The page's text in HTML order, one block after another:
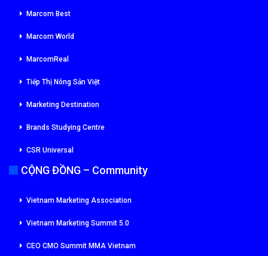
Marcom Best
Marcom World
MarcomReal
Tiếp Thị Nông Sản Việt
Marketing Destination
Brands Studying Centre
CSR Universal
CỘNG ĐỒNG – Community
Vietnam Marketing Association
Vietnam Marketing Summit 5.0
CEO CMO Summit MMA Vietnam